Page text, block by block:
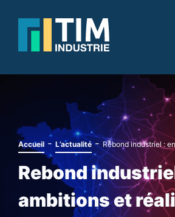
Accueil - L’actualité- Rebond industriel :
Rebond
ambitions et